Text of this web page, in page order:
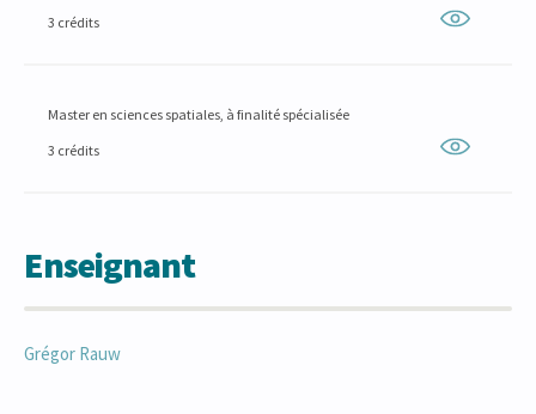
3 crédits
Master en sciences spatiales, à finalité spécialisée
3 crédits
Enseignant
Grégor Rauw